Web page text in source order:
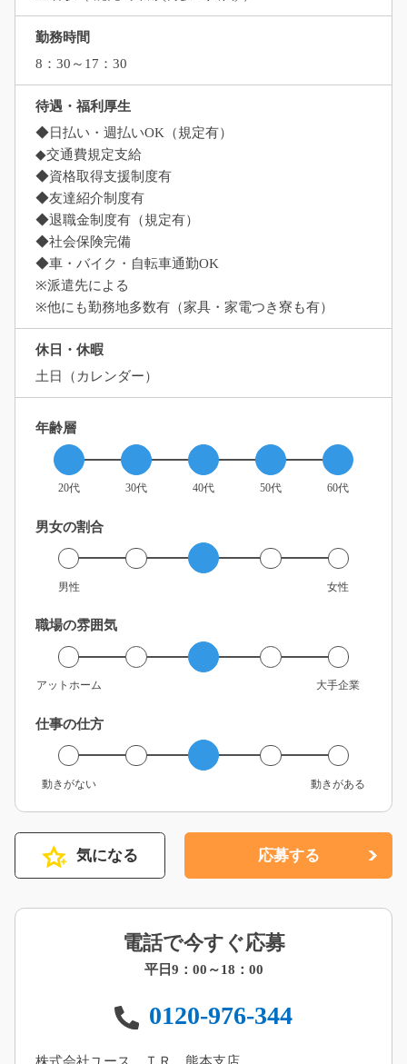
勤務時間
8：30～17：30
待遇・福利厚生
◆日払い・週払いOK（規定有）
◆交通費規定支給
◆資格取得支援制度有
◆友達紹介制度有
◆退職金制度有（規定有）
◆社会保険完備
◆車・バイク・自転車通勤OK
※派遣先による
※他にも勤務地多数有（家具・家電つき寮も有）
休日・休暇
土日（カレンダー）
年齢層
20代 30代 40代 50代 60代
男女の割合
男性 女性
職場の雰囲気
アットホーム 大手企業
仕事の仕方
動きがない 動きがある
気になる 応募する
電話で今すぐ応募
平日9：00～18：00
0120-976-344
株式会社ユース．ＴＲ 熊本支店